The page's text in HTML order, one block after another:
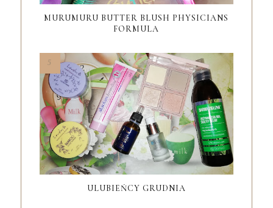
MURUMURU BUTTER BLUSH PHYSICIANS
FORMULA
ULUBIEŃCY GRUDNIA